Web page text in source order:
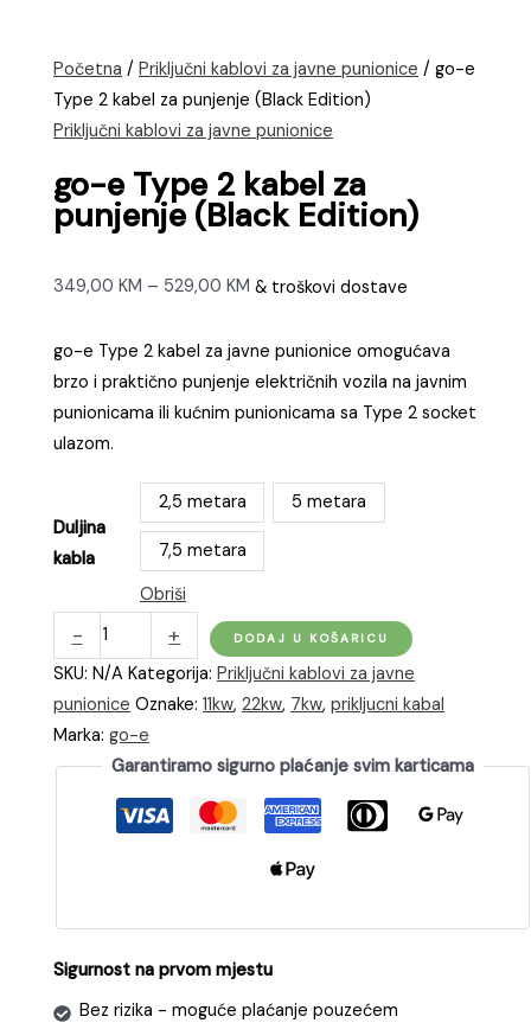
Početna /Priključni kablovi za javne punionice / go-e
Type 2 kabel za punjenje (Black Edition)
Priključni kablovi za javne punionice
go-e Type 2 kabel za
punjenje (Black Edition)
349,00KM – 529,00KM Raspon
od
349,00 KM
do
& troškovi dostave
go-e Type 2 kabel za javne punionice omogućava
brzo i praktično punjenje električnih vozila na javnim
punionicama ili kućnim punionicama sa Type 2 socket
ulazom.
Duljina
kabla
2,5 metara 5 metara
7,5 metara
Obriši
-
e
Type
2
kabel
punjenje
+ DODAJ U KOŠARICU
SKU:N/A Kategorija:Priključni kablovi za javne
punionice Oznake:11kw,22kw, 7kw,prikljucni kabal
Marka:go-e
Garantiramo sigurno plaćanje svim karticama
Sigurnost na prvom mjestu
Bez rizika - moguće plaćanje pouzećem